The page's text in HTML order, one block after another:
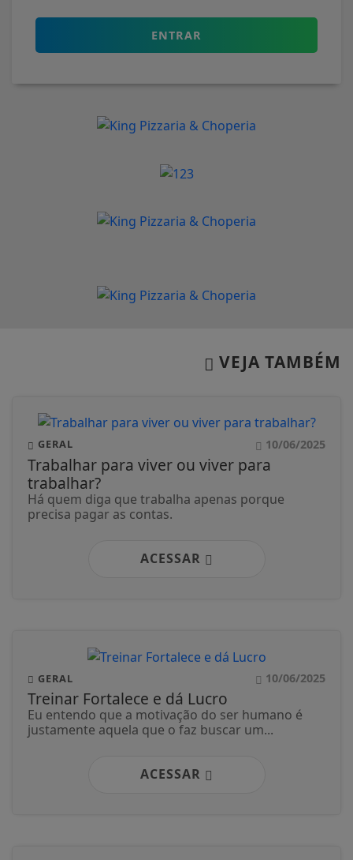
ENTRAR
VEJA TAMBÉM
GERAL 10/06/2025
Trabalhar para viver ou viver para
trabalhar?
Há quem diga que trabalha apenas porque
precisa pagar as contas.
ACESSAR
GERAL 10/06/2025
Treinar Fortalece e dá Lucro
Eu entendo que a motivação do ser humano é
justamente aquela que o faz buscar um...
ACESSAR